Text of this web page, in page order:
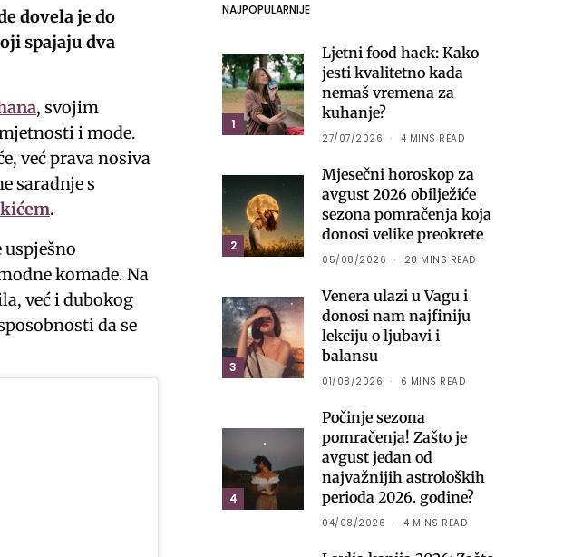
dovela je do
spajaju dva
, svojim
i mode.
već prava nosiva
saradnje s
.
komade. Na
već i dubokog
da se
NAJPOPULARNIJE
1
Ljetni food hack: Kako
jesti kvalitetno kada
nemaš vremena za
kuhanje?
27/07/2026 4 MINS READ
2
Mjesečni horoskop za
avgust 2026 obilježiće
sezona pomračenja koja
donosi velike preokrete
05/08/2026 28 MINS READ
3
Venera ulazi u Vagu i
donosi nam najfiniju
lekciju o ljubavi i
balansu
01/08/2026 6 MINS READ
4
Počinje sezona
pomračenja! Zašto je
avgust jedan od
najvažnijih astroloških
perioda 2026. godine?
04/08/2026 4 MINS READ